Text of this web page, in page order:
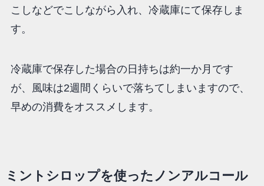
こしなどでこしながら入れ、冷蔵庫にて保存しま
す。
冷蔵庫で保存した場合の日持ちは約一か月です
が、風味は2週間くらいで落ちてしまいますので、
早めの消費をオススメします。
ミントシロップを使ったノンアルコール